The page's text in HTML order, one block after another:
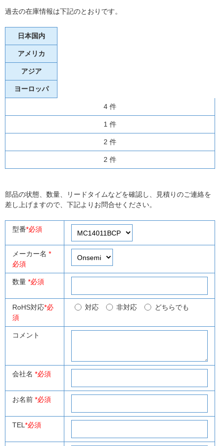
過去の在庫情報は下記のとおりです。
日本国内
アメリカ
アジア
ヨーロッパ
4 件
1 件
2 件
2 件
部品の状態、数量、リードタイムなどを確認し、見積りのご連絡を
差し上げますので、下記よりお問合せください。
型番*必須
メーカー名 *
必須
数量 *必須
RoHS対応*必
須
対応 非対応 どちらでも
コメント
会社名 *必須
お名前 *必須
TEL *必須